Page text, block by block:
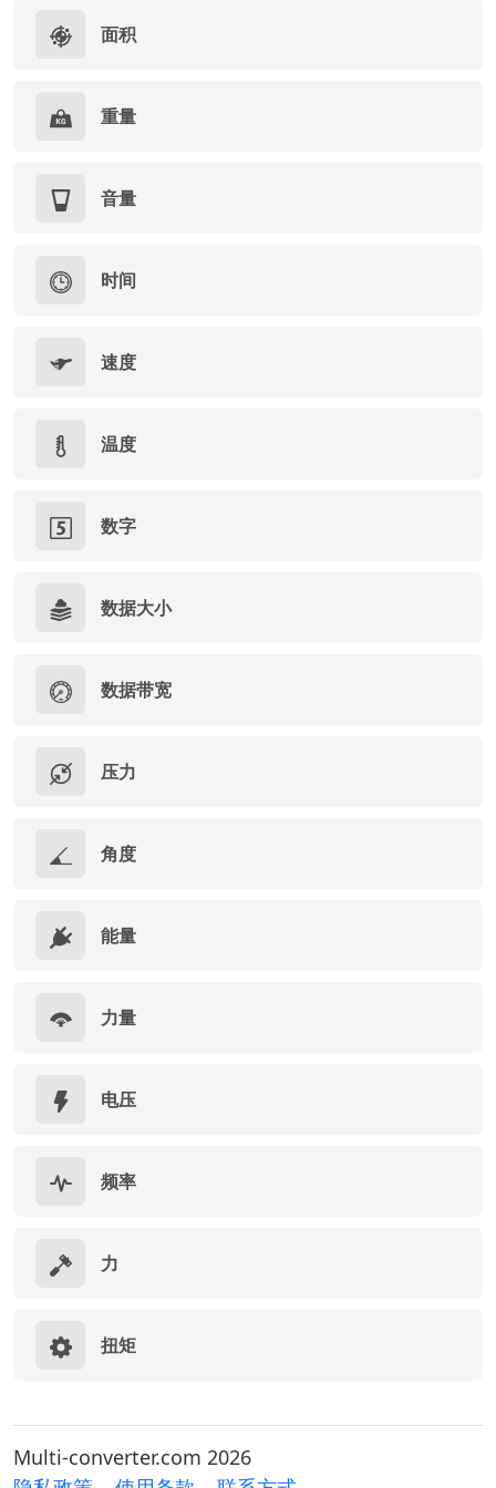
面积
重量
音量
时间
速度
温度
数字
数据大小
数据带宽
压力
角度
能量
力量
电压
频率
力
扭矩
Multi-converter.com 2026